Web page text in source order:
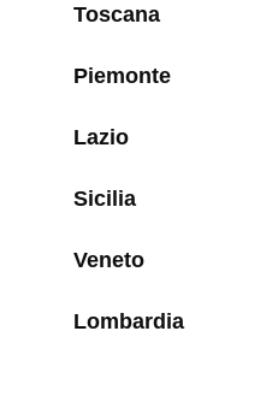
Toscana
Piemonte
Lazio
Sicilia
Veneto
Lombardia